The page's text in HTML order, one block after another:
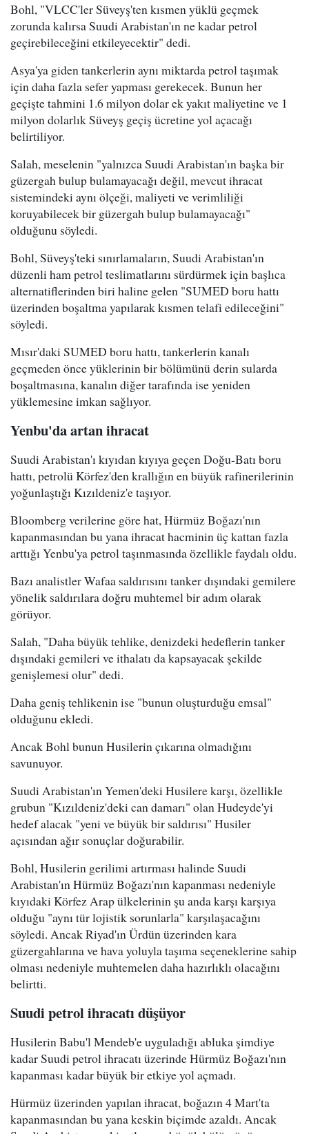
Bohl, "VLCC'ler Süveyş'ten kısmen yüklü geçmek
zorunda kalırsa Suudi Arabistan'ın ne kadar petrol
geçirebileceğini etkileyecektir" dedi.
Asya'ya giden tankerlerin aynı miktarda petrol taşımak
için daha fazla sefer yapması gerekecek. Bunun her
geçişte tahmini 1.6 milyon dolar ek yakıt maliyetine ve 1
milyon dolarlık Süveyş geçiş ücretine yol açacağı
belirtiliyor.
Salah, meselenin "yalnızca Suudi Arabistan'ın başka bir
güzergah bulup bulamayacağı değil, mevcut ihracat
sistemindeki aynı ölçeği, maliyeti ve verimliliği
koruyabilecek bir güzergah bulup bulamayacağı"
olduğunu söyledi.
Bohl, Süveyş'teki sınırlamaların, Suudi Arabistan'ın
düzenli ham petrol teslimatlarını sürdürmek için başlıca
alternatiflerinden biri haline gelen "SUMED boru hattı
üzerinden boşaltma yapılarak kısmen telafi edileceğini"
söyledi.
Mısır'daki SUMED boru hattı, tankerlerin kanalı
geçmeden önce yüklerinin bir bölümünü derin sularda
boşaltmasına, kanalın diğer tarafında ise yeniden
yüklemesine imkan sağlıyor.
Yenbu'da artan ihracat
Suudi Arabistan'ı kıyıdan kıyıya geçen Doğu-Batı boru
hattı, petrolü Körfez'den krallığın en büyük rafinerilerinin
yoğunlaştığı Kızıldeniz'e taşıyor.
Bloomberg verilerine göre hat, Hürmüz Boğazı'nın
kapanmasından bu yana ihracat hacminin üç kattan fazla
arttığı Yenbu'ya petrol taşınmasında özellikle faydalı oldu.
Bazı analistler Wafaa saldırısını tanker dışındaki gemilere
yönelik saldırılara doğru muhtemel bir adım olarak
görüyor.
Salah, "Daha büyük tehlike, denizdeki hedeflerin tanker
dışındaki gemileri ve ithalatı da kapsayacak şekilde
genişlemesi olur" dedi.
Daha geniş tehlikenin ise "bunun oluşturduğu emsal"
olduğunu ekledi.
Ancak Bohl bunun Husilerin çıkarına olmadığını
savunuyor.
Suudi Arabistan'ın Yemen'deki Husilere karşı, özellikle
grubun "Kızıldeniz'deki can damarı" olan Hudeyde'yi
hedef alacak "yeni ve büyük bir saldırısı" Husiler
açısından ağır sonuçlar doğurabilir.
Bohl, Husilerin gerilimi artırması halinde Suudi
Arabistan'ın Hürmüz Boğazı'nın kapanması nedeniyle
kıyıdaki Körfez Arap ülkelerinin şu anda karşı karşıya
olduğu "aynı tür lojistik sorunlarla" karşılaşacağını
söyledi. Ancak Riyad'ın Ürdün üzerinden kara
güzergahlarına ve hava yoluyla taşıma seçeneklerine sahip
olması nedeniyle muhtemelen daha hazırlıklı olacağını
belirtti.
Suudi petrol ihracatı düşüyor
Husilerin Babu'l Mendeb'e uyguladığı abluka şimdiye
kadar Suudi petrol ihracatı üzerinde Hürmüz Boğazı'nın
kapanması kadar büyük bir etkiye yol açmadı.
Hürmüz üzerinden yapılan ihracat, boğazın 4 Mart'ta
kapanmasından bu yana keskin biçimde azaldı. Ancak